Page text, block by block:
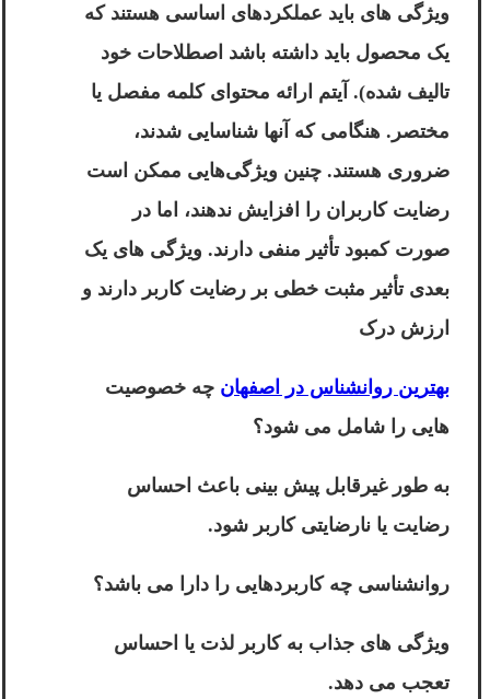
ویژگی های باید عملکردهای اساسی هستند که
یک محصول باید داشته باشد اصطلاحات خود
تالیف شده). آیتم ارائه محتوای کلمه مفصل یا
مختصر. هنگامی که آنها شناسایی شدند،
ضروری هستند. چنین ویژگی‌هایی ممکن است
رضایت کاربران را افزایش ندهند، اما در
صورت کمبود تأثیر منفی دارند. ویژگی های یک
بعدی تأثیر مثبت خطی بر رضایت کاربر دارند و
ارزش درک
بهترین روانشناس در اصفهان چه خصوصیت
هایی را شامل می شود؟
به طور غیرقابل پیش بینی باعث احساس
رضایت یا نارضایتی کاربر شود.
روانشناسی چه کاربردهایی را دارا می باشد؟
ویژگی های جذاب به کاربر لذت یا احساس
تعجب می دهد.